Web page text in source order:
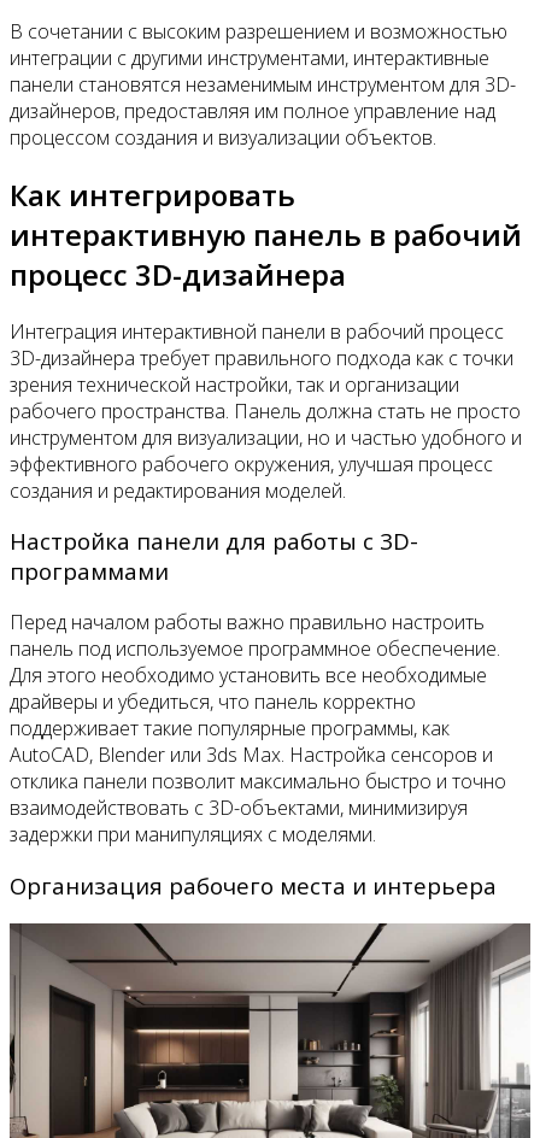
В сочетании с высоким разрешением и возможностью
интеграции с другими инструментами, интерактивные
панели становятся незаменимым инструментом для 3D-
дизайнеров, предоставляя им полное управление над
процессом создания и визуализации объектов.
Как интегрировать
интерактивную панель в рабочий
процесс 3D-дизайнера
Интеграция интерактивной панели в рабочий процесс
3D-дизайнера требует правильного подхода как с точки
зрения технической настройки, так и организации
рабочего пространства. Панель должна стать не просто
инструментом для визуализации, но и частью удобного и
эффективного рабочего окружения, улучшая процесс
создания и редактирования моделей.
Настройка панели для работы с 3D-
программами
Перед началом работы важно правильно настроить
панель под используемое программное обеспечение.
Для этого необходимо установить все необходимые
драйверы и убедиться, что панель корректно
поддерживает такие популярные программы, как
AutoCAD, Blender или 3ds Max. Настройка сенсоров и
отклика панели позволит максимально быстро и точно
взаимодействовать с 3D-объектами, минимизируя
задержки при манипуляциях с моделями.
Организация рабочего места и интерьера